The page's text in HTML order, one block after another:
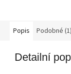
Popis Podobné (1)
Detailní